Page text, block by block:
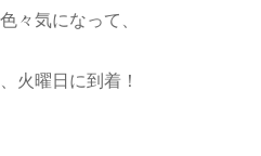
々気になって、
火曜日に到着！